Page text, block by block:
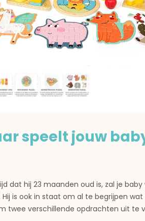
speelt jouw
dat hij 23 maanden oud is, zal je
is ook in staat om al te begrijpen
twee verschillende opdrachten uit te